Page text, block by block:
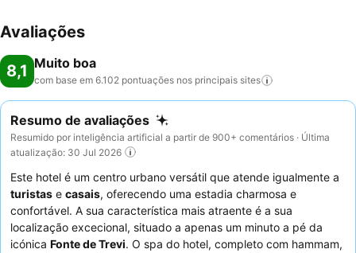
Avaliações
8,1 Muito boa
com base em 6.102 pontuações nos principais sites
Resumo de avaliações
Resumido por inteligência artificial a partir de 900+ comentários · Última
atualização: 30 Jul 2026
Este hotel é um centro urbano versátil que atende igualmente a
turistas e casais, oferecendo uma estadia charmosa e
confortável. A sua característica mais atraente é a sua
localização excecional, situado a apenas um minuto a pé da
icónica Fonte de Trevi. O spa do hotel, completo com hammam,